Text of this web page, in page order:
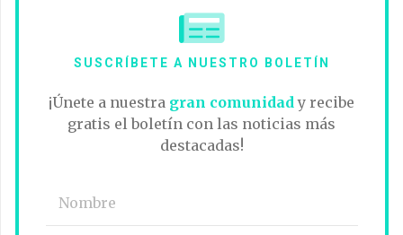
SUSCRÍBETE A NUESTRO BOLETÍN
¡Únete a nuestra gran comunidady recibe
gratis el boletín con las noticias más
destacadas!